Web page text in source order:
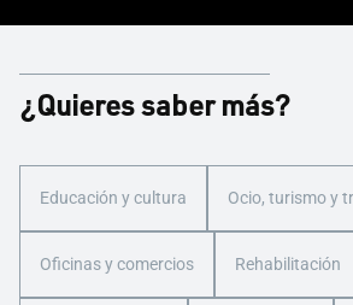
¿Quieres saber más?
Educación y cultura Ocio, turismo y
Oficinas y comercios Rehabilitación